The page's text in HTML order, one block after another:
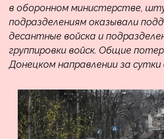
в оборонном министерстве,
подразделениям оказывали
десантные войска и
группировки войск. Общие
Донецком направлении за сутки